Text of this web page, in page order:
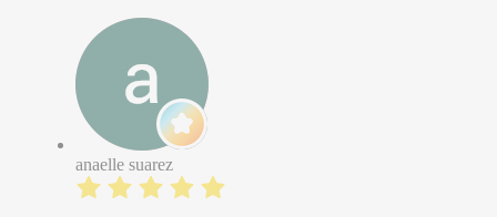
anaelle suarez